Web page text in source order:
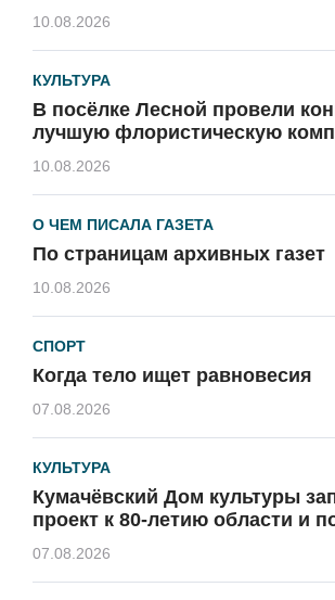
10.08.2026
КУЛЬТУРА
В посёлке Лесной провели
лучшую флористическую
10.08.2026
О ЧЕМ ПИСАЛА ГАЗЕТА
По страницам архивных газет
10.08.2026
СПОРТ
Когда тело ищет равновесия
07.08.2026
КУЛЬТУРА
Кумачёвский Дом культуры
проект к 80-летию области и
07.08.2026